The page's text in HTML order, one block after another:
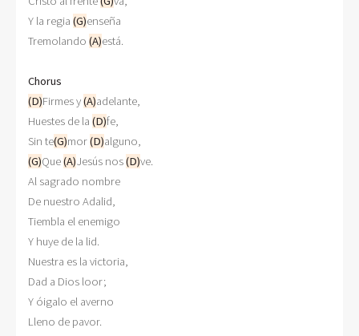
Y la regia (G)enseña
Tremolando (A)está.
Chorus
(D)Firmes y (A)adelante,
Huestes de la (D)fe,
Sin te(G)mor (D)
(G)Que (A)Jesús nos (D)ve.
Al sagrado nombre
De nuestro Adalid,
Tiembla el enemigo
Y huye de la lid.
Nuestra es la victoria,
Dad a Dios loor;
Y óigalo el averno
Lleno de pavor.